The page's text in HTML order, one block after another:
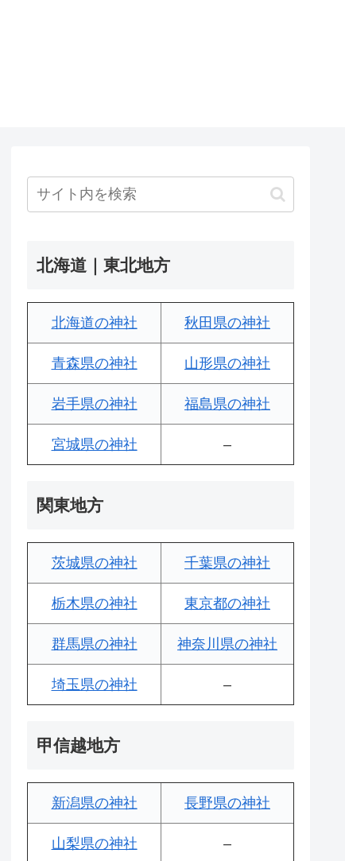
北海道｜東北地方
北海道の神社 秋田県の神社
青森県の神社 山形県の神社
岩手県の神社 福島県の神社
宮城県の神社 –
関東地方
茨城県の神社 千葉県の神社
栃木県の神社 東京都の神社
群馬県の神社 神奈川県の神社
埼玉県の神社 –
甲信越地方
新潟県の神社 長野県の神社
山梨県の神社 –